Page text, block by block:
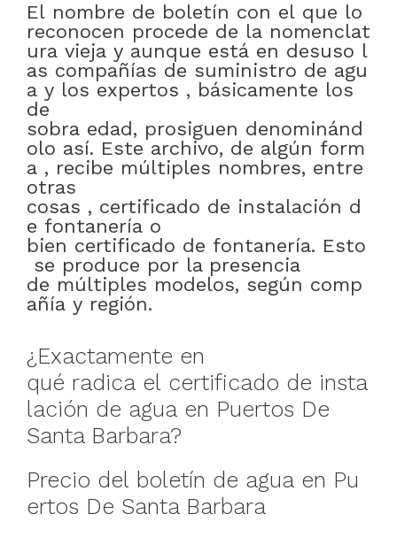
El nombre de boletín con el que lo
reconocen procede de la nomenclat
ura vieja y aunque está en desuso l
as compañías de suministro de agu
a y los expertos , básicamente los
de
sobra edad, prosiguen denominánd
olo así. Este archivo, de algún form
a , recibe múltiples nombres, entre
otras
cosas , certificado de instalación d
e fontanería o
bien certificado de fontanería. Esto
se produce por la presencia
de múltiples modelos, según comp
añía y región.
¿Exactamente en
qué radica el certificado de insta
lación de agua en Puertos De
Santa Barbara?
Precio del boletín de agua en Pu
ertos De Santa Barbara